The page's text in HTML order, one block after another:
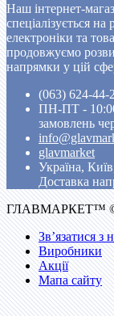
Наш інтернет-
спеціалізується
електроніки та
продовжуємо
напрямки у цій
(063) 624-44-
ПН-ПТ -
замовлень
glavmarket
Україна,
Доставка
ГЛАВМАРКЕТ™ ©
Зв’язатися з
Виробники
Акції
Мапа сайту